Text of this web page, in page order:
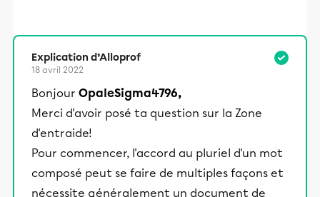
Explication d’Alloprof
18 avril 2022
Bonjour OpaleSigma4796,
Merci d'avoir posé ta question sur la Zone
d'entraide!
Pour commencer, l'accord au pluriel d'un mot
composé peut se faire de multiples façons et
nécessite généralement un document de